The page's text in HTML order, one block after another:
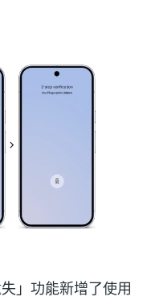
」功能新增了使用